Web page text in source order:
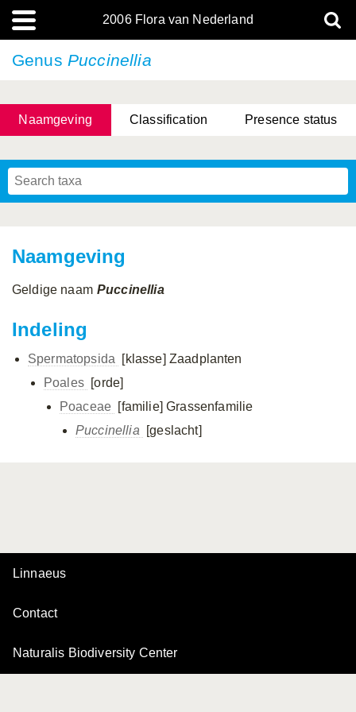
2006 Flora van Nederland
Genus Puccinellia
Naamgeving Classification Presence status
Naamgeving
Geldige naam Puccinellia
Indeling
Spermatopsida [klasse] Zaadplanten
Poales [orde]
Poaceae [familie] Grassenfamilie
Puccinellia
[geslacht]
Linnaeus
Contact
Naturalis Biodiversity Center